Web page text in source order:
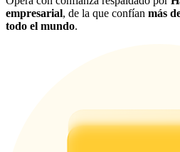
empresarial, de la que confían más
todo el mundo.